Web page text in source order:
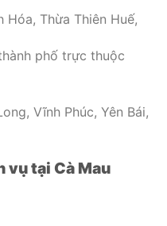
Hóa, Thừa Thiên Huế,
phố trực thuộc
Vĩnh Phúc, Yên Bái,
vụ tại Cà Mau